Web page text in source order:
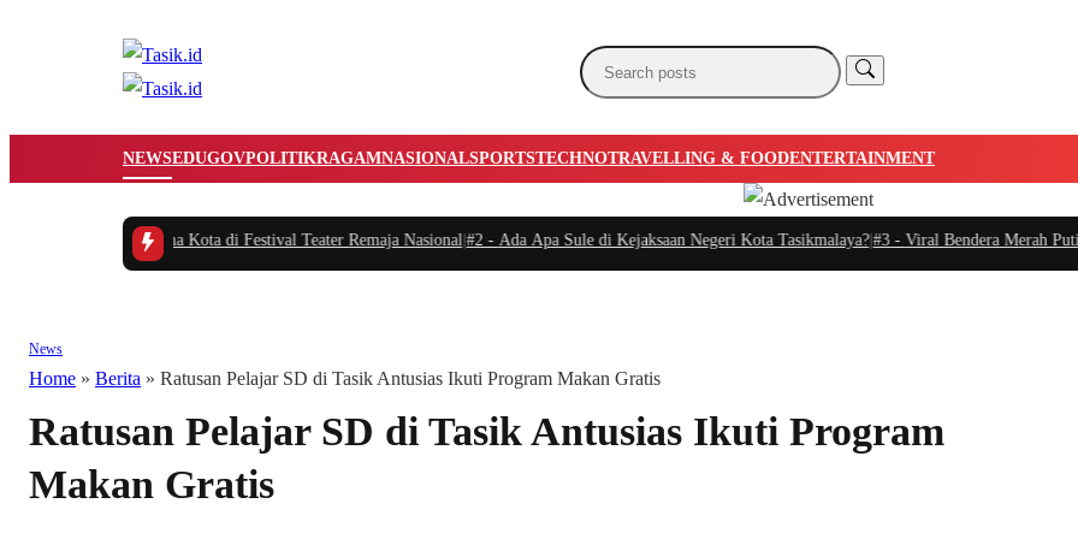
NEWSEDUGOVPOLITIKRAGAMNASIONALSPORTSTECHNOTRAVELLING & FOODENTERTAINMENT
Nama Kota di Festival Teater Remaja Nasional|#2 -Ada Apa Sule di Kejaksaan Negeri Kota Tasikmalaya? |#3 -Viral Bendera Merah Putih Setengah
News
Home » Berita » Ratusan Pelajar SD di Tasik Antusias Ikuti Program Makan Gratis
Ratusan Pelajar SD di Tasik Antusias Ikuti Program
Makan Gratis